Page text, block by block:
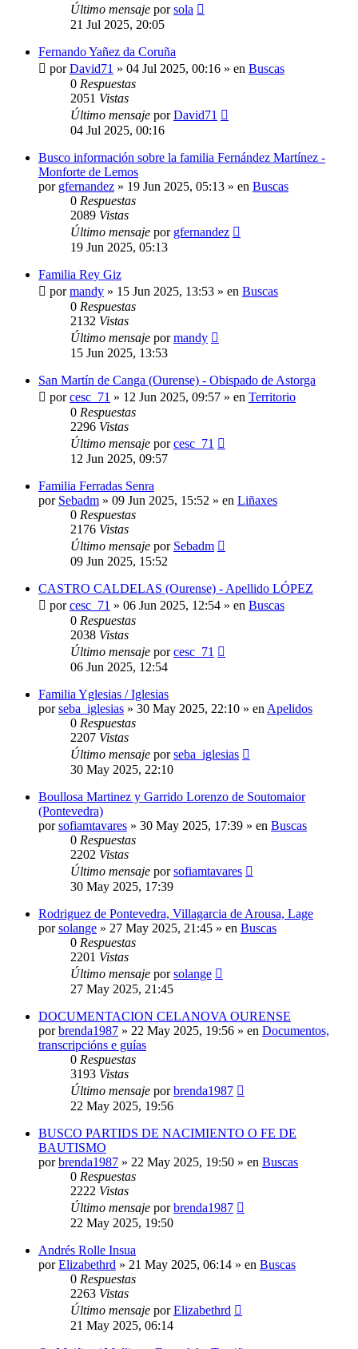
Último mensaje porsola
21 Jul 2025, 20:05
Fernando Yañez da Coruña
porDavid71 » 04 Jul 2025, 00:16 » en Buscas
0 Respuestas
2051 Vistas
Último mensaje porDavid71
04 Jul 2025, 00:16
Busco información sobre la familia Fernández Martínez -
Monforte de Lemos
por gfernandez » 19 Jun 2025, 05:13 » en Buscas
0 Respuestas
2089 Vistas
Último mensaje por gfernandez
19 Jun 2025, 05:13
Familia Rey Giz
pormandy » 15 Jun 2025, 13:53 » en Buscas
0 Respuestas
2132 Vistas
Último mensaje pormandy
15 Jun 2025, 13:53
San Martín de Canga (Ourense) - Obispado de Astorga
porcesc_71 » 12 Jun 2025, 09:57 » en Territorio
0 Respuestas
2296 Vistas
Último mensaje porcesc_71
12 Jun 2025, 09:57
Familia Ferradas Senra
por Sebadm » 09 Jun 2025, 15:52 » en Liñaxes
0 Respuestas
2176 Vistas
Último mensaje por Sebadm
09 Jun 2025, 15:52
CASTRO CALDELAS (Ourense) - Apellido LÓPEZ
porcesc_71 » 06 Jun 2025, 12:54 » en Buscas
0 Respuestas
2038 Vistas
Último mensaje porcesc_71
06 Jun 2025, 12:54
Familia Yglesias / Iglesias
porseba_iglesias » 30 May 2025, 22:10 » en Apelidos
0 Respuestas
2207 Vistas
Último mensaje porseba_iglesias
30 May 2025, 22:10
Boullosa Martinez y Garrido Lorenzo de Soutomaior
(Pontevedra)
porsofiamtavares » 30 May 2025, 17:39 » en Buscas
0 Respuestas
2202 Vistas
Último mensaje porsofiamtavares
30 May 2025, 17:39
Rodriguez de Pontevedra, Villagarcia de Arousa, Lage
porsolange » 27 May 2025, 21:45 » en Buscas
0 Respuestas
2201 Vistas
Último mensaje porsolange
27 May 2025, 21:45
DOCUMENTACION CELANOVA OURENSE
porbrenda1987 » 22 May 2025, 19:56 » en Documentos,
transcripcións e guías
0 Respuestas
3193 Vistas
Último mensaje porbrenda1987
22 May 2025, 19:56
BUSCO PARTIDS DE NACIMIENTO O FE DE
BAUTISMO
porbrenda1987 » 22 May 2025, 19:50 » en Buscas
0 Respuestas
2222 Vistas
Último mensaje porbrenda1987
22 May 2025, 19:50
Andrés Rolle Insua
porElizabethrd » 21 May 2025, 06:14 » en Buscas
0 Respuestas
2263 Vistas
Último mensaje porElizabethrd
21 May 2025, 06:14